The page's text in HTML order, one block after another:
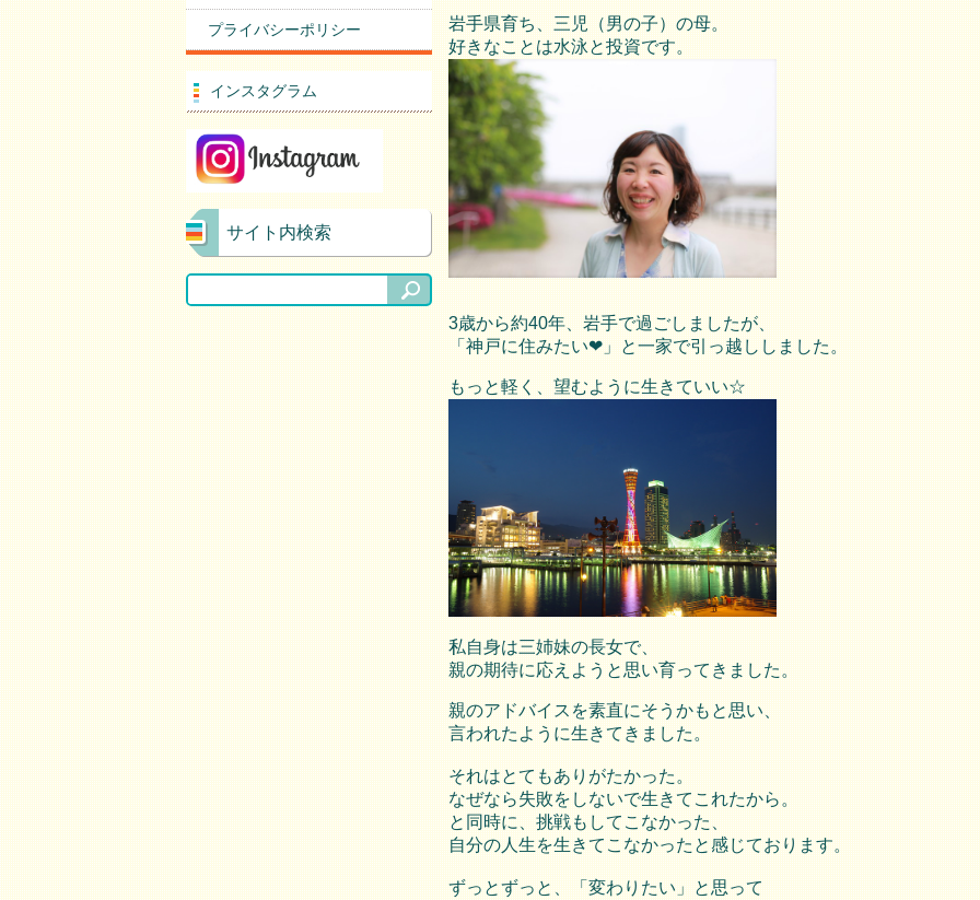
岩手県育ち、三児（男の子）の母。
好きなことは水泳と投資です。
3歳から約40年、岩手で過ごしましたが、
「神戸に住みたい❤」と一家で引っ越ししました。
もっと軽く、望むように生きていい☆
私自身は三姉妹の長女で、
親の期待に応えようと思い育ってきました。
親のアドバイスを素直にそうかもと思い、
言われたように生きてきました。
それはとてもありがたかった。
なぜなら失敗をしないで生きてこれたから。
と同時に、挑戦もしてこなかった、
自分の人生を生きてこなかったと感じております。
ずっとずっと、「変わりたい」と思って
プライバシーポリシー
インスタグラム
サイト内検索